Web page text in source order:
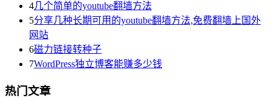
4几个简单的youtube翻墙方法
5分享几种长期可用的youtube翻墙方法,免费翻墙上国外
网站
6磁力链接转种子
7WordPress独立博客能赚多少钱
热门文章